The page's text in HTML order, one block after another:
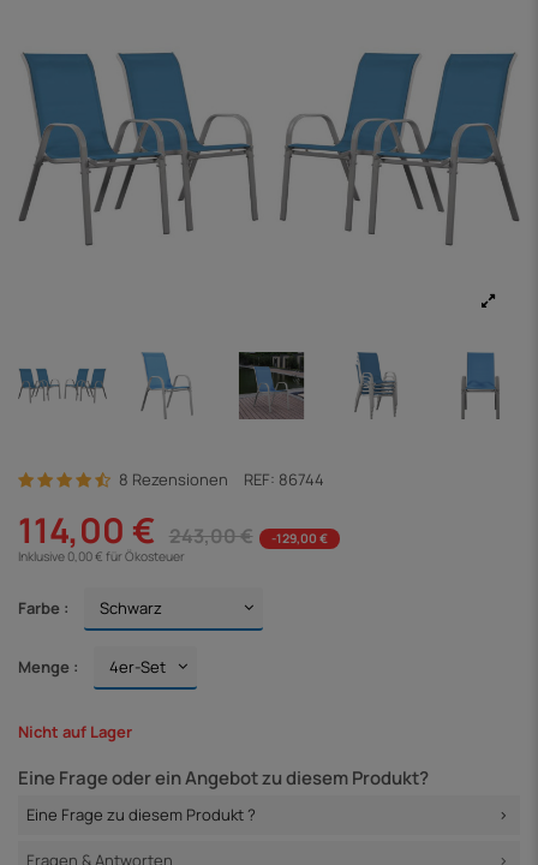
8 Rezensionen REF: 86744
114,00 € 243,00 €
-129,00 €
Inklusive 0,00 € für Ökosteuer
Farbe :
Menge :
Nicht auf Lager
Eine Frage oder ein Angebot zu diesem Produkt?
Eine Frage zu diesem Produkt ?